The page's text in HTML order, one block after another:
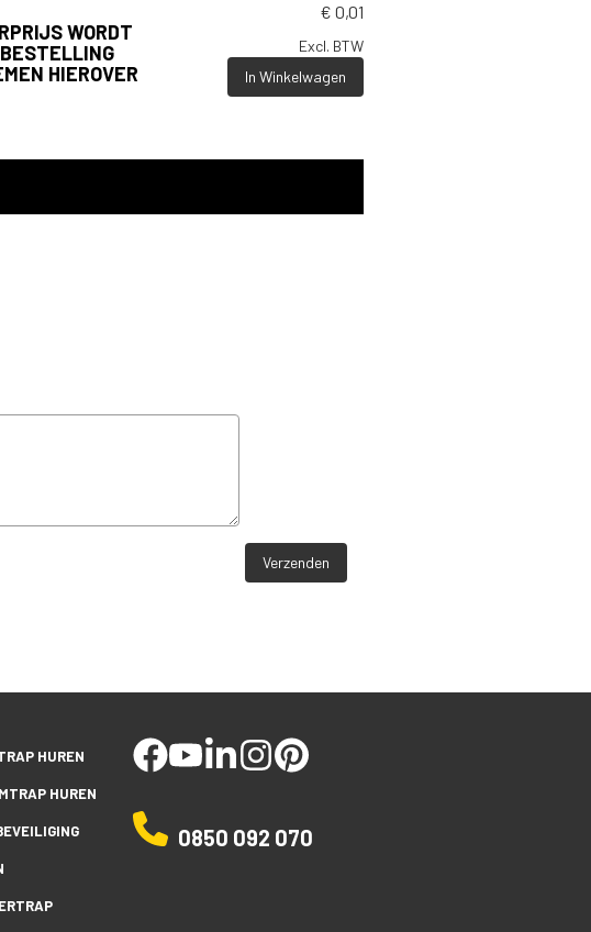
€ 0,01
Excl. BTW
In Winkelwagen
WORDT
HIEROVER
Verzenden
HUREN
HUREN
facebookyoutubelinkedinstagrampinterest
0850 092 070